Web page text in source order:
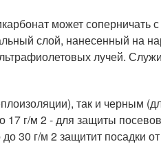
может соперничать
слой, нанесенный на
лучей.
так и черным
17 г/м 2 - для защиты
30 г/м 2 защитит посадки